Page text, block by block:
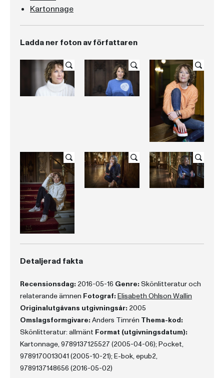
Kartonnage
Ladda ner foton av författaren
Detaljerad fakta
Recensionsdag: 2016-05-16 Genre: Skönlitteratur och
relaterande ämnen Fotograf: Elisabeth Ohlson Wallin
Originalutgåvans utgivningsår: 2005
Omslagsformgivare: Anders Timrén Thema-kod:
Skönlitteratur: allmänt Format (utgivningsdatum):
Kartonnage, 9789137125527 (2005-04-06); Pocket,
9789170013041 (2005-10-21); E-bok, epub2,
9789137148656 (2016-05-02)